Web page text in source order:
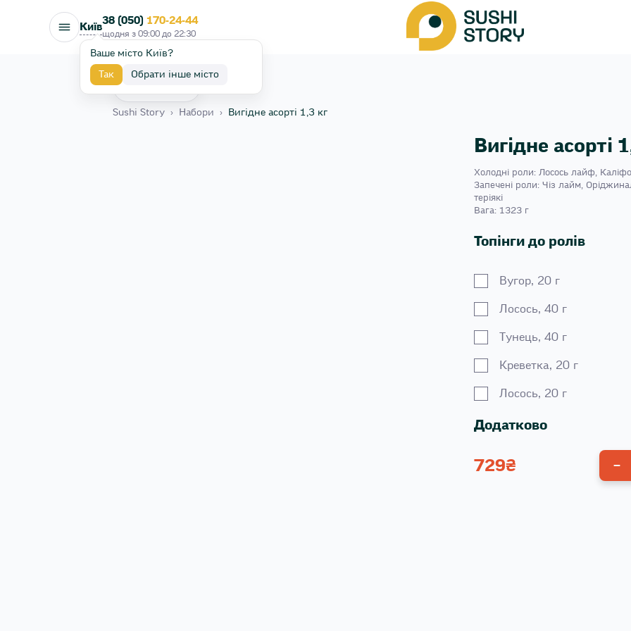
Київ
Ваше місто Київ?
Так Обрати інше місто
38 (050) 170-24-44
щодня з 09:00 до 22:30
Sushi Story › Набори › Вигідне асорті 1,3 кг
Вигідне асорті
Холодні роли: Лосось лайф,
Запечені роли: Чіз лайм,
теріякі
Вага: 1323 г
Топінги до ролів
Вугор, 20 г
Лосось, 40 г
Тунець, 40 г
Креветка, 20 г
Лосось, 20 г
Додатково
Унагі соус 100 г
729₴